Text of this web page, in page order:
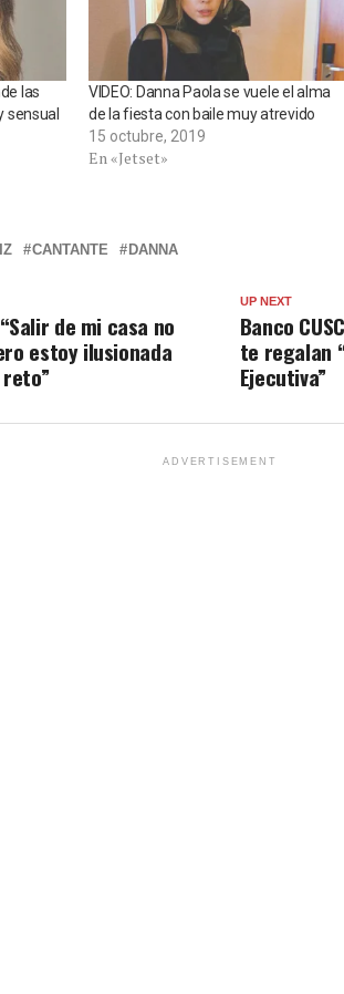
las
sensual
VIDEO: Danna Paola se vuele el alma
de la fiesta con baile muy atrevido
15 octubre, 2019
En «Jetset»
CANTANTE DANNA
UP NEXT
Banco
te regalan
Ejecutiva”
de mi casa no
estoy ilusionada
ADVERTISEMENT